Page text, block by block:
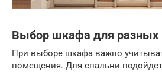
Выбор шкафа для
При выборе шкафа важно
помещения. Для спальни